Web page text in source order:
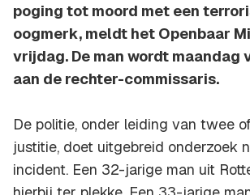
poging tot moord met een
oogmerk, meldt het Openbaar
vrijdag. De man wordt maandag
aan de rechter-commissaris.
De politie, onder leiding van twee
justitie, doet uitgebreid onderzoek
incident. Een 32-jarige man uit